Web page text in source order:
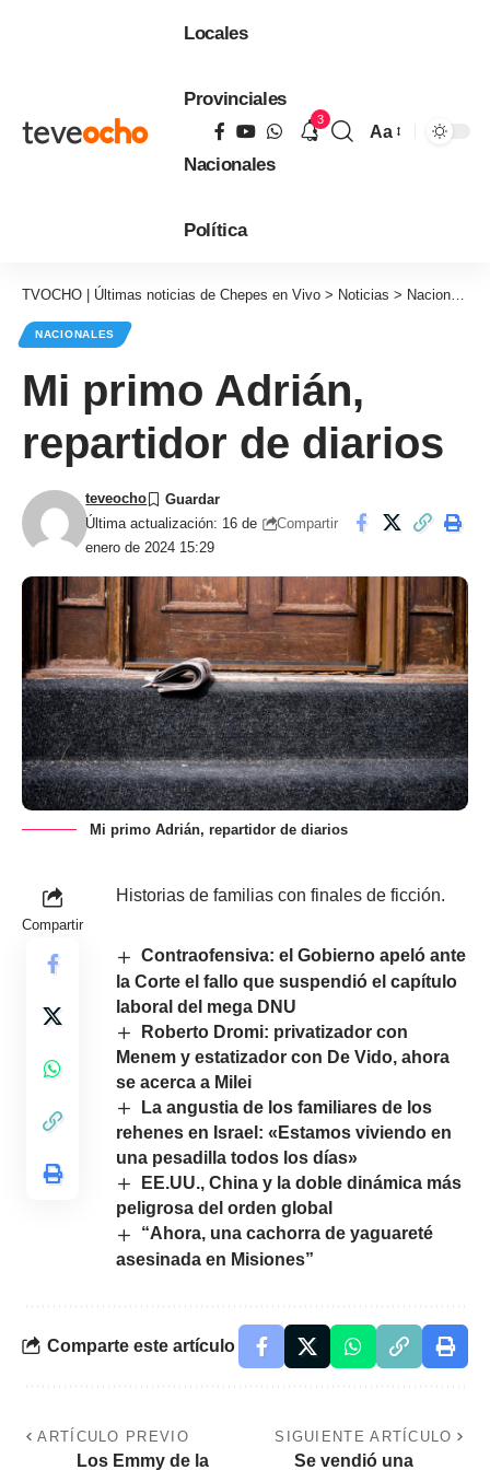
Locales
Provinciales
Nacionales
Política
3
Aa
TVOCHO | Últimas noticias de Chepes en Vivo > Noticias > Nacionales
NACIONALES
Mi primo Adrián,
repartidor de diarios
Última actualización: 16 de
enero de 2024 15:29
teveocho
Compartir
Mi primo Adrián, repartidor de diarios
Compartir
Historias de familias con finales de ficción.
Contraofensiva: el Gobierno apeló ante
la Corte el fallo que suspendió el capítulo
laboral del mega DNU
Roberto Dromi: privatizador con
Menem y estatizador con De Vido, ahora
se acerca a Milei
La angustia de los familiares de los
rehenes en Israel: «Estamos viviendo en
una pesadilla todos los días»
EE.UU., China y la doble dinámica más
peligrosa del orden global
“Ahora, una cachorra de yaguareté
asesinada en Misiones”
Comparte este artículo
ARTÍCULO PREVIO
Los Emmy de la
SIGUIENTE ARTÍCULO
Se vendió una